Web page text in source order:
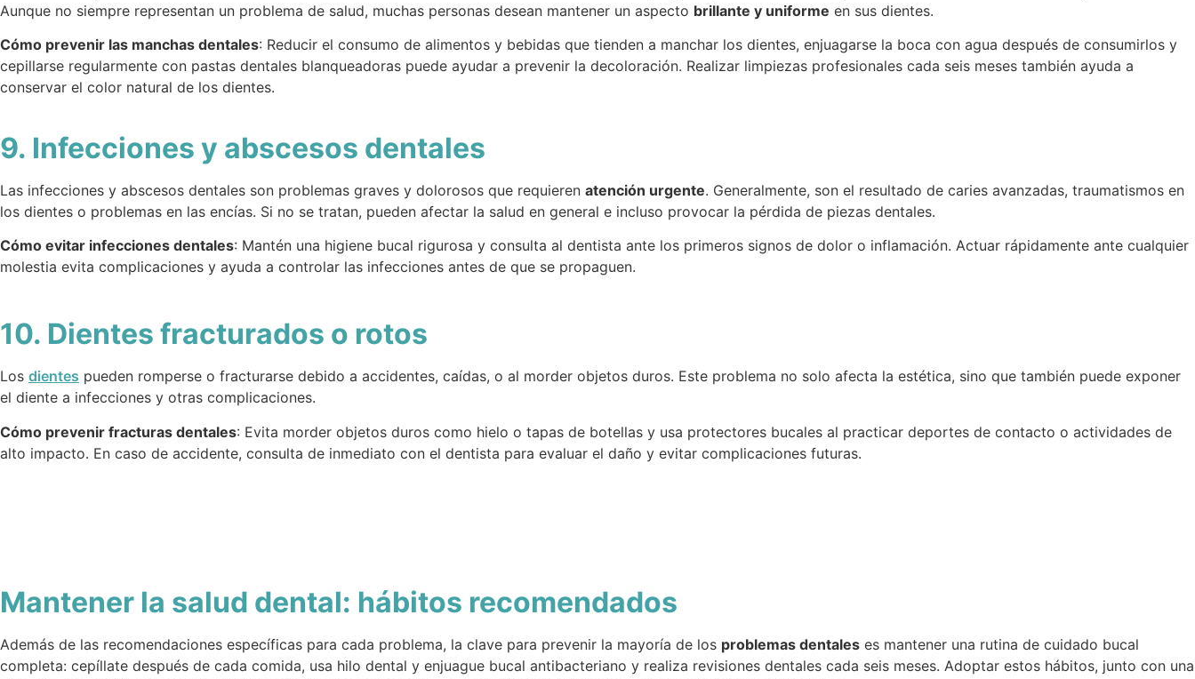
Aunque no siempre representan un problema de salud, muchas personas desean mantener un aspecto brillante y uniforme en sus dientes.
Cómo prevenir las manchas dentales: Reducir el consumo de alimentos y bebidas que tienden a manchar los dientes, enjuagarse la boca con agua después de consumirlos y
cepillarse regularmente con pastas dentales blanqueadoras puede ayudar a prevenir la decoloración. Realizar limpiezas profesionales cada seis meses también ayuda a
conservar el color natural de los dientes.
9. Infecciones y abscesos dentales
Las infecciones y abscesos dentales son problemas graves y dolorosos que requieren atención urgente. Generalmente, son el resultado de caries avanzadas, traumatismos en
los dientes o problemas en las encías. Si no se tratan, pueden afectar la salud en general e incluso provocar la pérdida de piezas dentales.
Cómo evitar infecciones dentales: Mantén una higiene bucal rigurosa y consulta al dentista ante los primeros signos de dolor o inflamación. Actuar rápidamente ante cualquier
molestia evita complicaciones y ayuda a controlar las infecciones antes de que se propaguen.
10. Dientes fracturados o rotos
Los dientes pueden romperse o fracturarse debido a accidentes, caídas, o al morder objetos duros. Este problema no solo afecta la estética, sino que también puede exponer
el diente a infecciones y otras complicaciones.
Cómo prevenir fracturas dentales: Evita morder objetos duros como hielo o tapas de botellas y usa protectores bucales al practicar deportes de contacto o actividades de
alto impacto. En caso de accidente, consulta de inmediato con el dentista para evaluar el daño y evitar complicaciones futuras.
Mantener la salud dental: hábitos recomendados
Además de las recomendaciones específicas para cada problema, la clave para prevenir la mayoría de los problemas dentales es mantener una rutina de cuidado bucal
completa: cepíllate después de cada comida, usa hilo dental y enjuague bucal antibacteriano y realiza revisiones dentales cada seis meses. Adoptar estos hábitos, junto con una